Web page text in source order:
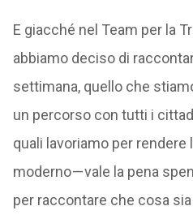
E giacché nel Team per la
abbiamo deciso di
settimana, quello che
un percorso con tutti i
quali lavoriamo per rendere
moderno — vale la pena
per raccontare che cosa sia